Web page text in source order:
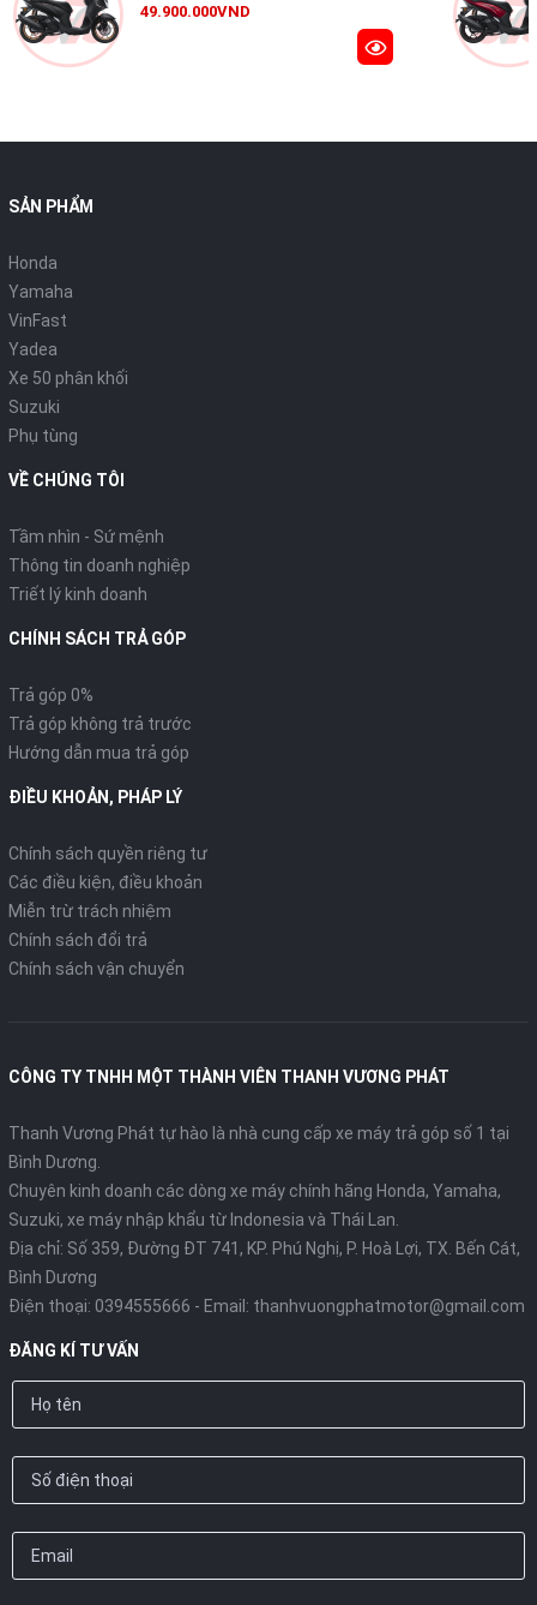
Màn hình LCD đa chức năng
hiện đại, giúp người dùng theo dõi các thông số trong mọi điều
Hệ thống khóa thông minh
Hệ thống khoá thông minh với nút xoay giúp định vị tìm xe,
Lốp xe không săm
Lốp xe không săm không chỉ giúp xe nhẹ hơn mà còn giảm
thiểu nguy cơ thủng lốp đột ngột, đảm bảo sự an toàn.
49.900.000VND
SẢN PHẨM
Honda
Yamaha
VinFast
Yadea
Xe 50 phân khối
Suzuki
Phụ tùng
VỀ CHÚNG TÔI
Tầm nhìn - Sứ mệnh
Thông tin doanh nghiệp
Triết lý kinh doanh
CHÍNH SÁCH TRẢ GÓP
Trả góp 0%
Trả góp không trả trước
Hướng dẫn mua trả góp
ĐIỀU KHOẢN, PHÁP LÝ
Chính sách quyền riêng tư
Các điều kiện, điều khoản
Miễn trừ trách nhiệm
Chính sách đổi trả
Chính sách vận chuyển
CÔNG TY TNHH MỘT THÀNH VIÊN THANH VƯƠNG PHÁT
Thanh Vương Phát tự hào là nhà cung cấp xe máy trả góp số 1 tại
Bình Dương.
Chuyên kinh doanh các dòng xe máy chính hãng Honda, Yamaha,
Suzuki, xe máy nhập khẩu từ Indonesia và Thái Lan.
Địa chỉ: Số 359, Đường ĐT 741, KP. Phú Nghị, P. Hoà Lợi, TX. Bến Cát,
Bình Dương
Điện thoại: 0394555666 - Email: thanhvuongphatmotor@gmail.com
ĐĂNG KÍ TƯ VẤN